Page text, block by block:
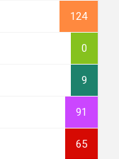
124
0
9
91
65